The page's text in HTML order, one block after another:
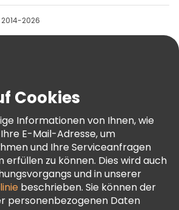
2026
Cookies
Informationen von Ihnen, wie
E-Mail-Adresse, um
und Ihre Serviceanfragen
zu können. Dies wird auch
und in unserer
beschrieben. Sie können der
personenbezogenen Daten